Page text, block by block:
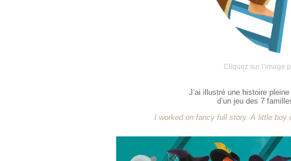
Cliquez sur l’image
J’ai illustré une histoire
d’un jeu des 7
I worked on fancy full story. A little boy